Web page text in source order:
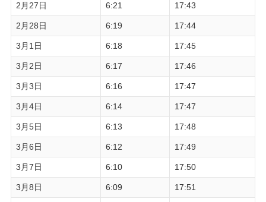
2月27日 6:21 17:43
2月28日 6:19 17:44
3月1日 6:18 17:45
3月2日 6:17 17:46
3月3日 6:16 17:47
3月4日 6:14 17:47
3月5日 6:13 17:48
3月6日 6:12 17:49
3月7日 6:10 17:50
3月8日 6:09 17:51